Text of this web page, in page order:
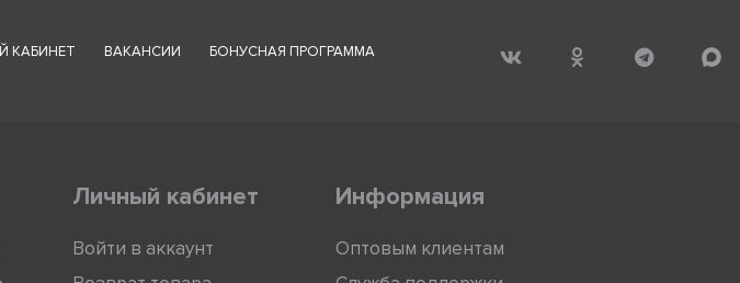
КАБИНЕТ ВАКАНСИИ БОНУСНАЯ ПРОГРАММА
Личный кабинет
Войти в аккаунт
Информация
Оптовым клиентам